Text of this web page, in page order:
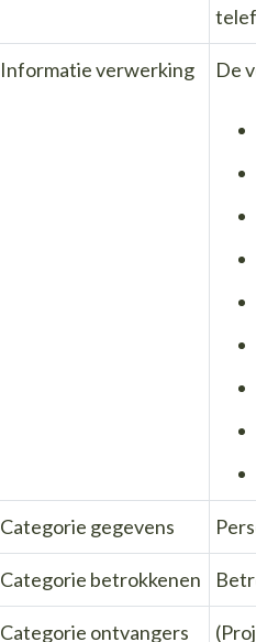
Informatie verwerking De
Categorie gegevens
Categorie betrokkenen
Categorie ontvangers